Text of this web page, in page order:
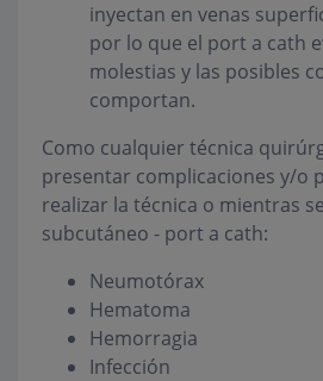
inyectan en venas
por lo que el port a cath
molestias y las posibles
comportan.
Como cualquier técnica
presentar complicaciones y/o
realizar la técnica o mientras
subcutáneo - port a cath:
Neumotórax
Hematoma
Hemorragia
Infección